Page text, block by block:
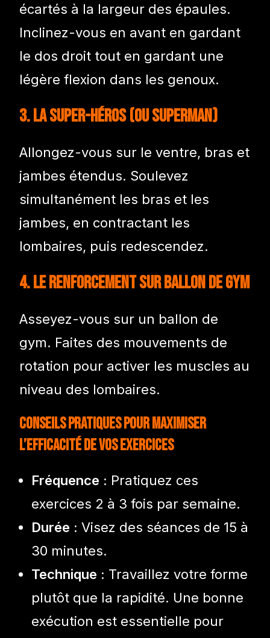
écartés à la largeur des épaules.
Inclinez-vous en avant en gardant
le dos droit tout en gardant une
légère flexion dans les genoux.
3. La Super-Héros (ou Superman)
Allongez-vous sur le ventre, bras et
jambes étendus. Soulevez
simultanément les bras et les
jambes, en contractant les
lombaires, puis redescendez.
4. Le Renforcement sur Ballon de Gym
Asseyez-vous sur un ballon de
gym. Faites des mouvements de
rotation pour activer les muscles au
niveau des lombaires.
Conseils pratiques pour maximiser
l’efficacité de vos exercices
Fréquence : Pratiquez ces
exercices 2 à 3 fois par semaine.
Durée : Visez des séances de 15 à
30 minutes.
Technique : Travaillez votre forme
plutôt que la rapidité. Une bonne
exécution est essentielle pour